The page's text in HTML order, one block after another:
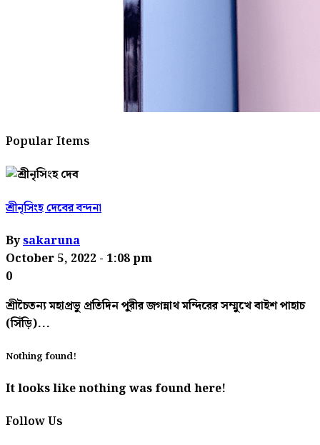
Popular Items
শ্রীনৃসিংহ দেবের বন্দনা
Bysakaruna
October 5, 2022 - 1:08 pm
0
শ্রীচৈতন্য মহাপ্রভু প্রতিদিন পুরীর জগন্নাথ মন্দিরের সম্মুখে বাইশ পাহাচ
(সিঁড়ি)...
Nothing found!
It looks like nothing was found here!
Follow Us